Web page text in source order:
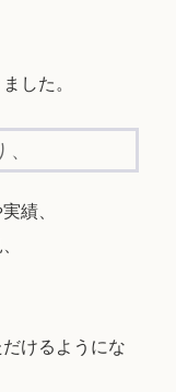
した。
績、
けるようにな